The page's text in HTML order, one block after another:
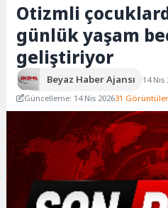
Otizmli
günlük yaşam
geliştiriyor
Beyaz Haber Ajansı
14 Nis
Güncelleme: 14 Nis 202631